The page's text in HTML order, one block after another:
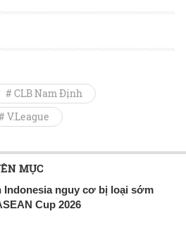
# CLB Nam Định
V.League
MỤC
Indonesia nguy cơ bị loại sớm
Cup 2026